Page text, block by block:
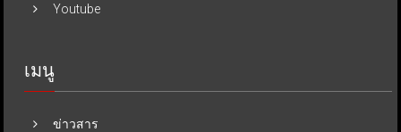
Youtube
เมนู
ข่าวสาร